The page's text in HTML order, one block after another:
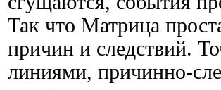
Так что Матрица
причин и следствий.
линиями, причинно-